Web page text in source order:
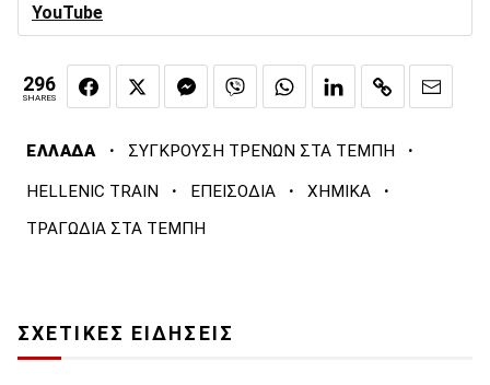
YouTube
296
SHARES
ΕΛΛΑΔΑ · ΣΥΓΚΡΟΥΣΗ ΤΡΕΝΩΝ ΣΤΑ ΤΕΜΠΗ ·
HELLENIC TRAIN · ΕΠΕΙΣΟΔΙΑ · ΧΗΜΙΚΑ ·
ΤΡΑΓΩΔΙΑ ΣΤΑ ΤΕΜΠΗ
ΣΧΕΤΙΚΕΣ ΕΙΔΗΣΕΙΣ